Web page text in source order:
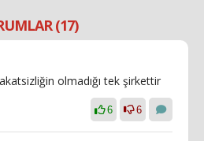
(17)
olmadığı tek şirkettir
6 6